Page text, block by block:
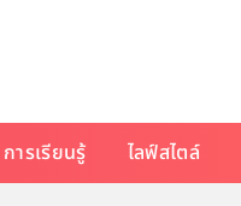
การเรียนรู้ ไลฟ์สไตล์